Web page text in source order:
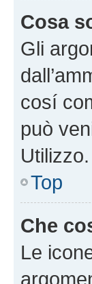
Cosa
Gli
cosí
può
Utilizzo.
Top
Che
Le